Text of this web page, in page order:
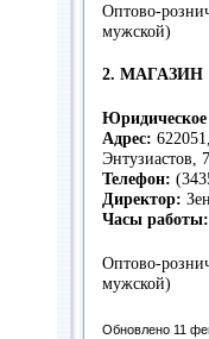
Оптово-
мужской)
2. МАГАЗИН
Юридическое
Адрес:
Энтузиастов,
Телефон:
Директор:
Часы работы:
Оптово-
мужской)
Обновлено 11